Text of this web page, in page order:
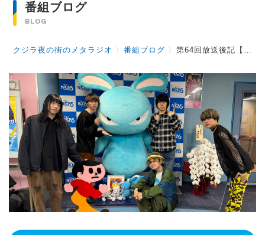
番組ブログ
BLOG
クジラ夜の街のメタラジオ 〉番組ブログ 〉第64回放送後記【山本 薫】2024.06.21